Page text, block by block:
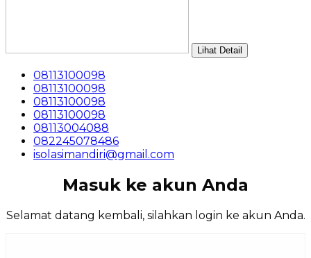
Lihat Detail
08113100098
08113100098
08113100098
08113100098
08113004088
082245078486
isolasimandiri@gmail.com
Masuk ke akun Anda
Selamat datang kembali, silahkan login ke akun Anda.